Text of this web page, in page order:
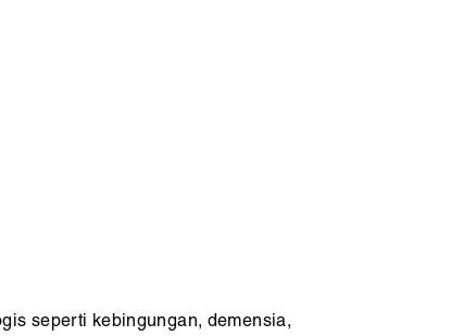
seperti kebingungan, demensia,